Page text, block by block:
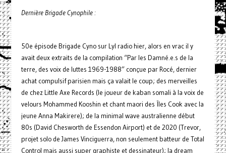
Dernière Brigade Cynophile :
50e épisode Brigade Cyno sur Lyl radio hier, alors en vrac il y
avait deux extraits de la compilation “Par les Damné.e.s de la
terre, des voix de luttes 1969-1988” conçue par Rocé, dernier
achat compulsif parisien mais ça valait le coup; des merveilles
de chez Little Axe Records (le joueur de kaban somali à la voix de
velours Mohammed Kooshin et chant maori des Îles Cook avec la
jeune Anna Makirere); de la minimal wave australienne début
80s (David Chesworth de Essendon Airport) et de 2020 (Trevor,
projet solo de James Vinciguerra, non seulement batteur de Total
Control mais aussi super graphiste et dessinateur); la dream